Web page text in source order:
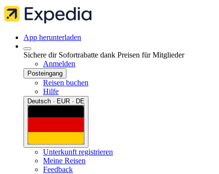
App herunterladen
Sichere dir Sofortrabatte dank Preisen für Mitglieder
Anmelden
Posteingang
Reisen buchen
Hilfe
Deutsch · EUR · DE
Unterkunft registrieren
Meine Reisen
Feedback